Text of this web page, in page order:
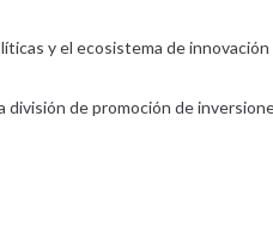
y el ecosistema de
división de promoción de